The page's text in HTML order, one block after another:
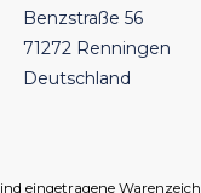
Benzstraße 56
71272 Renningen
Deutschland
eingetragene